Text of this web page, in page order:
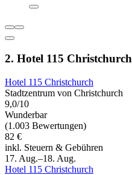
2. Hotel 115 Christchurch
Hotel 115 Christchurch
Stadtzentrum von Christchurch
9,0/10
Wunderbar
(1.003 Bewertungen)
82 €
inkl. Steuern & Gebühren
17. Aug.–18. Aug.
Hotel 115 Christchurch